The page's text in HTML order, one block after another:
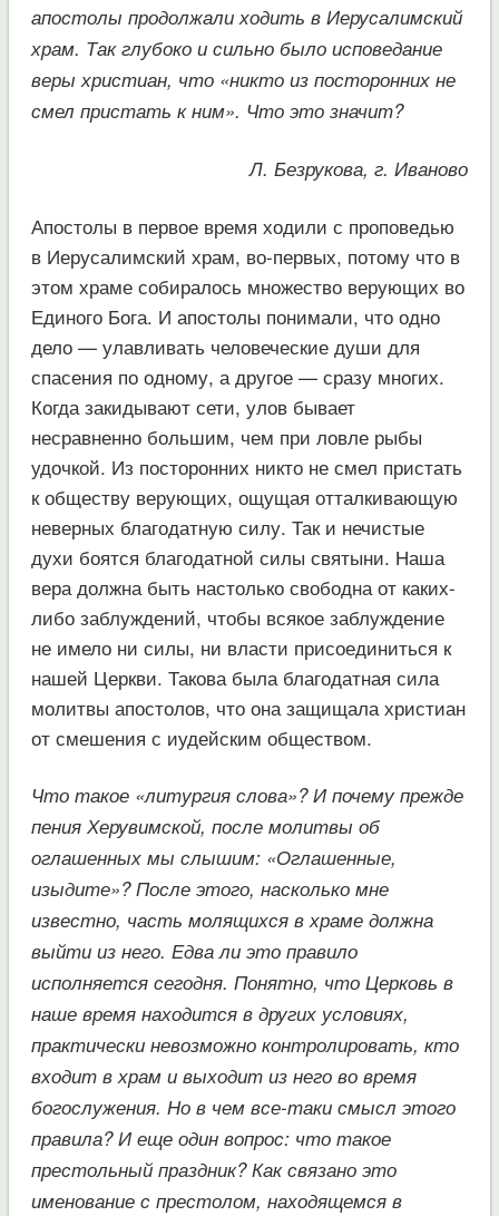
апостолы продолжали ходить в Иерусалимский
храм. Так глубоко и сильно было исповедание
веры христиан, что «никто из посторонних не
смел пристать к ним». Что это значит?
Л. Безрукова, г. Иваново
Апостолы в первое время ходили с проповедью
в Иерусалимский храм, во-первых, потому что в
этом храме собиралось множество верующих во
Единого Бога. И апостолы понимали, что одно
дело — улавливать человеческие души для
спасения по одному, а другое — сразу многих.
Когда закидывают сети, улов бывает
несравненно большим, чем при ловле рыбы
удочкой. Из посторонних никто не смел пристать
к обществу верующих, ощущая отталкивающую
неверных благодатную силу. Так и нечистые
духи боятся благодатной силы святыни. Наша
вера должна быть настолько свободна от каких-
либо заблуждений, чтобы всякое заблуждение
не имело ни силы, ни власти присоединиться к
нашей Церкви. Такова была благодатная сила
молитвы апостолов, что она защищала христиан
от смешения с иудейским обществом.
Что такое «литургия слова»? И почему прежде
пения Херувимской, после молитвы об
оглашенных мы слышим: «Оглашенные,
изыдите»? После этого, насколько мне
известно, часть молящихся в храме должна
выйти из него. Едва ли это правило
исполняется сегодня. Понятно, что Церковь в
наше время находится в других условиях,
практически невозможно контролировать, кто
входит в храм и выходит из него во время
богослужения. Но в чем все-таки смысл этого
правила? И еще один вопрос: что такое
престольный праздник? Как связано это
именование с престолом, находящемся в